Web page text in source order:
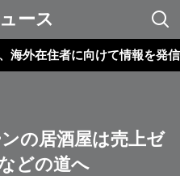
ース
者に向けて情報を発信してい
の居酒屋は売上ゼ
どの道へ